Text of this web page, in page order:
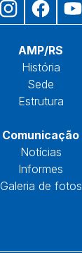
AMP/RS
História
Sede
Estrutura
Comunicação
Notícias
Informes
Galeria de fotos